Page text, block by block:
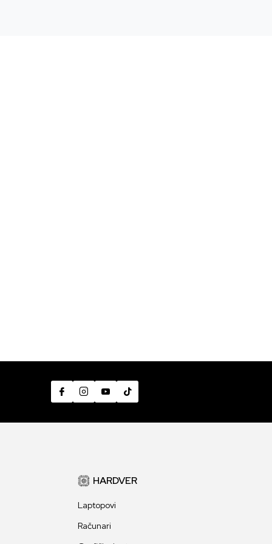
HARDVER
Laptopovi
Računari